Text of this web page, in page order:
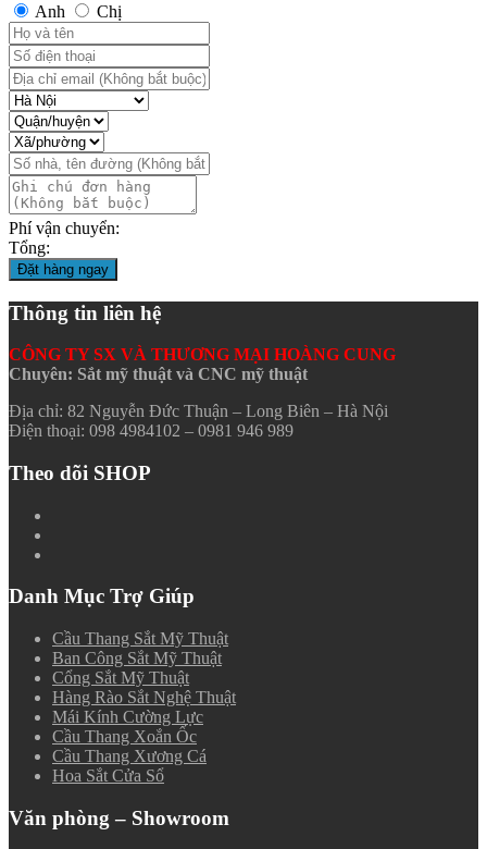
Anh
Chị
Phí vận chuyển:
Tổng:
Đặt hàng ngay
Thông tin liên hệ
CÔNG TY SX VÀ THƯƠNG MẠI HOÀNG CUNG
Chuyên: Sắt mỹ thuật và CNC mỹ thuật
Địa chỉ: 82 Nguyễn Đức Thuận – Long Biên – Hà Nội
Điện thoại: 098 4984102 – 0981 946 989
Theo dõi SHOP
Danh Mục Trợ Giúp
Cầu Thang Sắt Mỹ Thuật
Ban Công Sắt Mỹ Thuật
Cổng Sắt Mỹ Thuật
Hàng Rào Sắt Nghệ Thuật
Mái Kính Cường Lực
Cầu Thang Xoắn Ốc
Cầu Thang Xương Cá
Hoa Sắt Cửa Sổ
Văn phòng – Showroom